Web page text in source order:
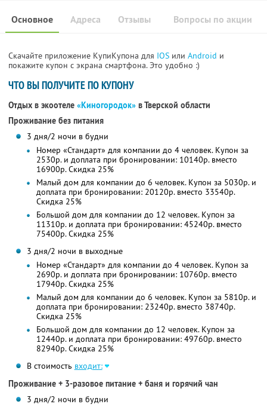
Основное Отзывы Вопросы по акции
Адреса
Скачайте приложение КупиКупона для IOS или Android и
покажите купон с экрана смартфона. Это удобно :)
ЧТО ВЫ ПОЛУЧИТЕ ПО КУПОНУ
Отдых в экоотеле «Киногородок» в Тверской области
Проживание без питания
3 дня/2 ночи в будни
Номер «Стандарт» для компании до 4 человек. Купон за
2530р. и доплата при бронировании: 10140р. вместо
16900р. Скидка 25%
Малый дом для компании до 6 человек. Купон за 5030р. и
доплата при бронировании: 20120р. вместо 33540р.
Скидка 25%
Большой дом для компании до 12 человек. Купон за
11310р. и доплата при бронировании: 45240р. вместо
75400р. Скидка 25%
3 дня/2 ночи в выходные
Номер «Стандарт» для компании до 4 человек. Купон за
2690р. и доплата при бронировании: 10760р. вместо
17940р. Скидка 25%
Малый дом для компании до 6 человек. Купон за 5810р. и
доплата при бронировании: 23240р. вместо 38740р.
Скидка 25%
Большой дом для компании до 12 человек. Купон за
12440р. и доплата при бронировании: 49760р. вместо
82940р. Скидка 25%
В стоимость входит:
Проживание + 3-разовое питание + баня и горячий чан
3 дня/2 ночи в будни